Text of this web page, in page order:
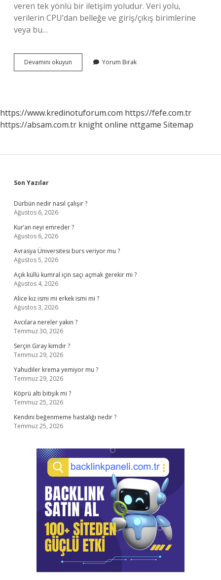
veren tek yönlü bir iletişim yoludur. Veri yolu,
verilerin CPU’dan belleğe ve giriş/çıkış birimlerine
veya bu…
Devamını okuyun
Bilgisayarda
Yorum Bırak
https://www.kredinotuforum.com https://fefe.com.tr
https://absam.com.tr knight online nttgame Sitemap
Sidebar
Son Yazılar
Dürbün nedir nasıl çalışır ?
Ağustos 6, 2026
Kur’an neyi emreder ?
Ağustos 6, 2026
Avrasya Üniversitesi burs veriyor mu ?
Ağustos 5, 2026
Açık küllü kumral için saçı açmak gerekir mi ?
Ağustos 4, 2026
Alice kız ismi mi erkek ismi mi ?
Ağustos 3, 2026
Avcılara nereler yakın ?
Temmuz 30, 2026
Serçin Giray kimdir ?
Temmuz 29, 2026
Yahudiler krema yemiyor mu ?
Temmuz 29, 2026
Köprü altı bitişik mi ?
Temmuz 25, 2026
Kendini beğenmeme hastalığı nedir ?
Temmuz 25, 2026